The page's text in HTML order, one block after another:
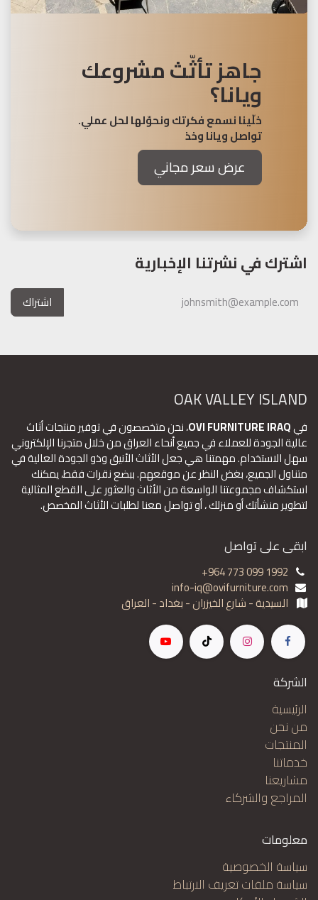
جاهز تأثّث مشروعك
ويانا؟
خلّينا نسمع فكرتك ونحوّلها لحل عملي.
تواصل ويانا وخذ
عرض سعر مجاني
اشترك في نشرتنا الإخبارية
اشتراك
OAK VALLEY ISLAND
فيOVI FURNITURE IRAQ، نحن متخصصون في توفير منتجات أثاث
عالية الجودة للعملاء في جميع أنحاء العراق من خلال متجرنا الإلكتروني
سهل الاستخدام. مهمتنا هي جعل الأثاث الأنيق وذو الجودة العالية في
متناول الجميع، بغض النظر عن موقعهم. ببضع نقرات فقط، يمكنك
استكشاف مجموعتنا الواسعة من الأثاث والعثور على القطع المثالية
لتطوير منشأتك أو منزلك ، أو تواصل معنا لطلبات الأثاث المخصص.
ابقى على تواصل
+964 773 099 1992
info-iq@ovifurniture.com
السيدية - شارع الخيزران - بغداد - العراق
الشركة
الرئيسية
من نحن
المنتجات
خدماتنا
مشاريعنا
المراجع والشركاء
معلومات
سياسة الخصوصية
سياسة ملفات تعريف الارتباط